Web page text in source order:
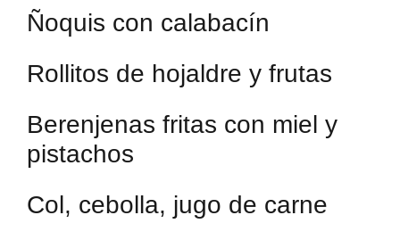
Ñoquis con calabacín
Rollitos de hojaldre y frutas
Berenjenas fritas con miel y
pistachos
Col, cebolla, jugo de carne